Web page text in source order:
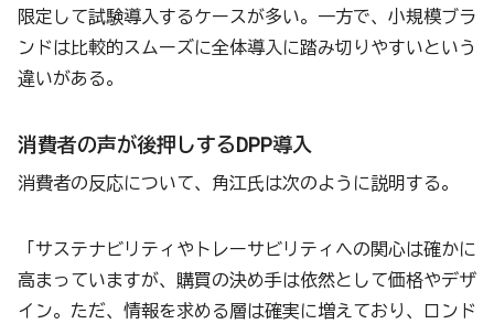
限定して試験導入するケースが多い。一方で、小規模ブラ
ンドは比較的スムーズに全体導入に踏み切りやすいという
違いがある。
消費者の声が後押しするDPP導入
消費者の反応について、角江氏は次のように説明する。
「サステナビリティやトレーサビリティへの関心は確かに
高まっていますが、購買の決め手は依然として価格やデザ
イン。ただ、情報を求める層は確実に増えており、ロンド